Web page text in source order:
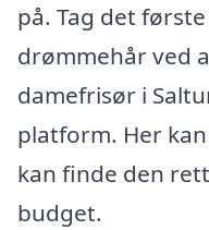
på. Tag det
drømmehår ved
damefrisør i
platform. Her
kan finde den
budget.